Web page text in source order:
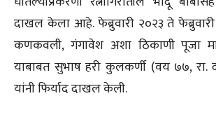
दाखल केला आहे. फेब्रुवारी २०२३ ते
कणकवली, गंगावेश अशा ठिकाणी पूजा
याबाबत सुभाष हरी कुलकर्णी (वय ७७, रा.
यांनी फिर्याद दाखल केली.